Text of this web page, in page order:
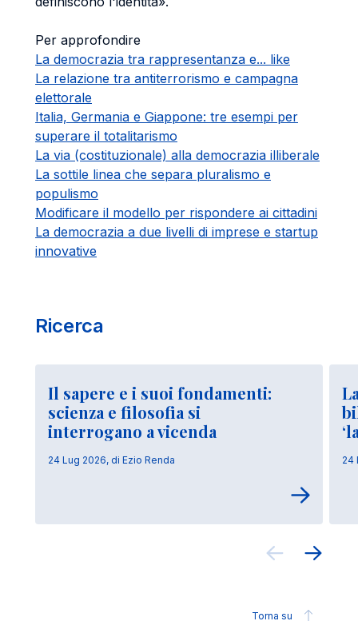
Per approfondire
La democrazia tra rappresentanza e... like
La relazione tra antiterrorismo e campagna
elettorale
Italia, Germania e Giappone: tre esempi per
superare il totalitarismo
La via (costituzionale) alla democrazia illiberale
La sottile linea che separa pluralismo e
populismo
Modificare il modello per rispondere ai cittadini
La democrazia a due livelli di imprese e startup
innovative
Ricerca
Il sapere e i suoi fondamenti:
scienza e filosofia si
interrogano a vicenda
24 Lug 2026, di Ezio Renda 24
Torna su